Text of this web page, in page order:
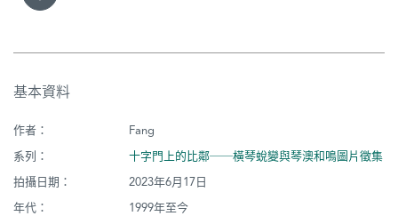
基本資料
作者：
Fang
系列：
十字門上的比鄰──橫琴蛻變與琴澳和鳴圖片徵集
拍攝日期：
2023年6月17日
年代：
1999年至今